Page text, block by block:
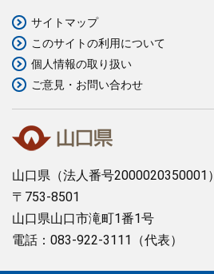
山口県 （法人番号2000020350001）
〒753-8501
山口県山口市滝町1番1号
電話：083-922-3111（代表）
サイトマップ
このサイトの利用について
個人情報の取り扱い
ご意見・お問い合わせ